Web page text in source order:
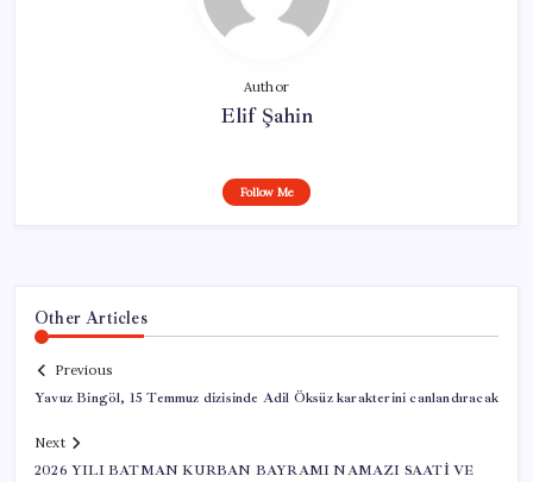
Author
Elif Şahin
Follow Me
Other Articles
Previous
Yavuz Bingöl, 15 Temmuz dizisinde Adil Öksüz karakterini canlandıracak
Next
2026 YILI BATMAN KURBAN BAYRAMI NAMAZI SAATİ VE